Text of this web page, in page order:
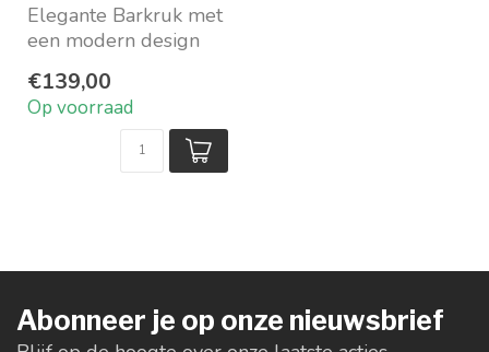
Elegante Barkruk met
een modern design
kleuren Teddy stof
...
€139,00
Op voorraad
Abonneer je op onze nieuwsbrief